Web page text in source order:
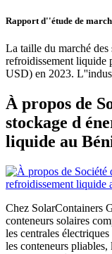
Rapport d''étude de
La taille du marché des
refroidissement liquide
USD) en 2023.
À propos de
stockage d
liquide au
Chez SolarContainers
conteneurs solaires
les centrales
les conteneurs pliables,